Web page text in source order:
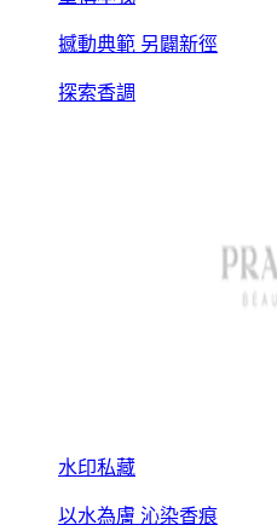
撼動典範 另闢新徑
探索香調
水印私藏
以水為膚 沁染香痕